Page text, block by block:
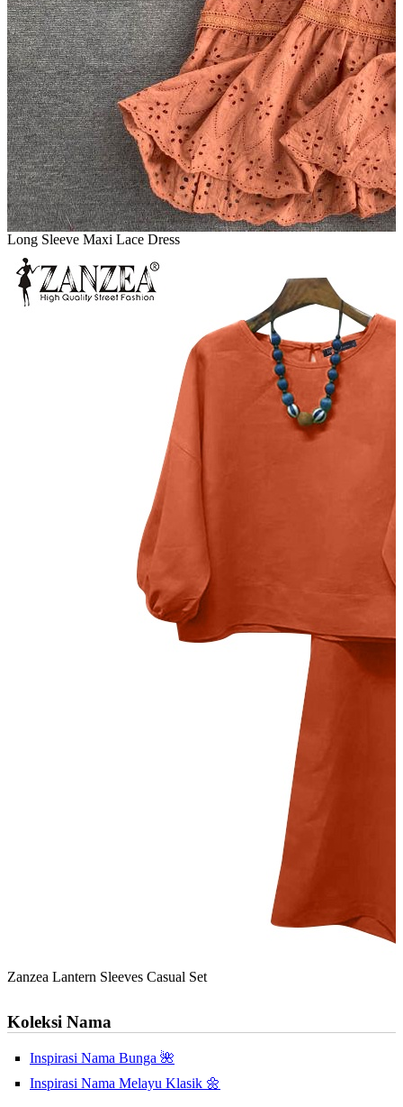
Long Sleeve Maxi Lace Dress
Zanzea Lantern Sleeves Casual Set
Koleksi Nama
Inspirasi Nama Bunga 🌺
Inspirasi Nama Melayu Klasik 🌼